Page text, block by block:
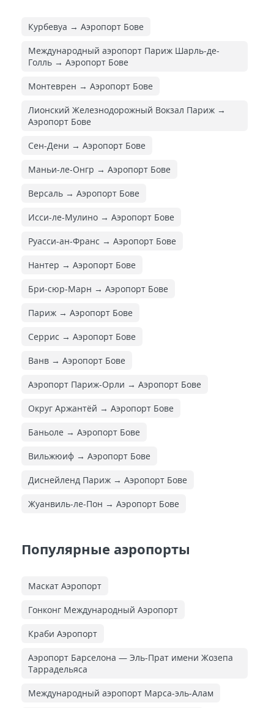
Курбевуа → Аэропорт Бове
Международный аэропорт Париж Шарль-де-
Голль → Аэропорт Бове
Монтеврен → Аэропорт Бове
Лионский Железнодорожный Вокзал Париж →
Аэропорт Бове
Сен-Дени → Аэропорт Бове
Маньи-ле-Онгр → Аэропорт Бове
Версаль → Аэропорт Бове
Исси-ле-Мулино → Аэропорт Бове
Руасси-ан-Франс → Аэропорт Бове
Нантер → Аэропорт Бове
Бри-сюр-Марн → Аэропорт Бове
Париж → Аэропорт Бове
Серрис → Аэропорт Бове
Ванв → Аэропорт Бове
Аэропорт Париж-Орли → Аэропорт Бове
Округ Аржантёй → Аэропорт Бове
Баньоле → Аэропорт Бове
Вильжюиф → Аэропорт Бове
Диснейленд Париж → Аэропорт Бове
Жуанвиль-ле-Пон → Аэропорт Бове
Популярные аэропорты
Маскат Аэропорт
Гонконг Международный Аэропорт
Краби Аэропорт
Аэропорт Барселона — Эль-Прат имени Жозепа
Таррадельяса
Международный аэропорт Марса-эль-Алам